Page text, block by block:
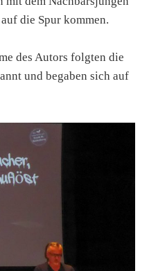
die Spur kommen.
des Autors folgten die
und begaben sich auf